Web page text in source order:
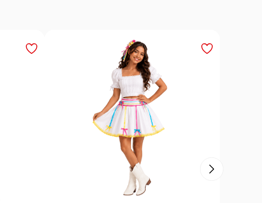
Varinha Das Varinhas - Harry